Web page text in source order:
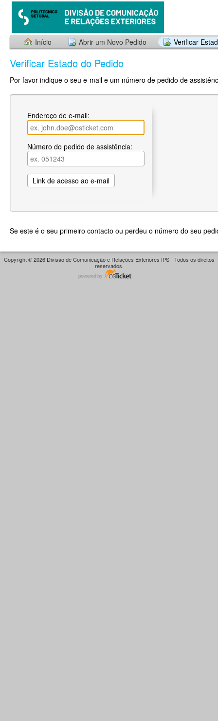
Início Abrir um Novo Pedido Verificar
Verificar Estado do Pedido
Por favor indique o seu e-mail e um número de pedido de
Endereço de e-mail:
Número do pedido de assistência:
Se este é o seu primeiro contacto ou perdeu o número do seu
Copyright © 2026 Divisão de Comunicação e Relações Exteriores IPS - Todos os direitos
reservados.